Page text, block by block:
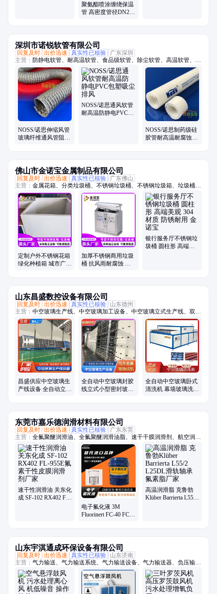
聚氨酯喷涂缠绕保温
管 高密度管径DN250
深圳市诺锐软管有限公司
回复及时 出价迅速 真实性已核验
广东深圳
主营： 防静电软管、耐高温软管、食品级软管、除尘软管、高温软管、吸
尘软管、pu钢丝软管、无塑化剂软管、食品级钢丝软管、阻燃防静电软
管、通风软管、通风管、高温风管、伸缩风管、耐腐蚀风管、耐高温除尘
管、除尘管、阻燃除尘管、吸尘管、耐热风管、PTFE风管、铁氟龙风
管、洁净风管、防火风管、耐高温风管
NOSS/诺思伸缩风管
玻璃纤维通风管阻燃
NOSS/诺思通风软管
耐高温防静电PVC包
NOSS/诺思制药级硅
胶管耐高温耐腐蚀酸
佛山市金诺宝金属制品有限公司
回复及时 出价迅速 真实性已核验
广东佛山
主营： 金属花箱、分类垃圾桶、不锈钢垃圾桶、不锈钢垃圾箱、垃圾桶、
垃圾箱、户外垃圾桶、户外垃圾箱、市政垃圾桶、果皮箱、不锈钢户外垃
圾桶、不锈钢户外垃圾箱、花箱、不锈钢花箱、花箱定制、花箱批发、双
分类垃圾桶、四分类垃圾箱、304不锈钢花箱、304不锈钢垃圾桶、304花
箱、不锈钢花坛、不锈钢花槽、不锈钢花钵、不锈钢花盆
定制户外不锈钢花箱
绿化种植箱 城市广场
加厚不锈钢商用垃圾
桶 抗风雨耐腐蚀 户
银行服务厅不锈钢垃
圾桶 圆柱形 高端美
山东昌盛数控设备有限公司
回复及时 出价迅速 真实性已核验
山东德州
主营： 中空玻璃生产线、中空玻璃加工设备、中空玻璃立式生产线、双组
份涂胶机、气动双组份涂胶机、双组份打胶机、中空玻璃打胶机、中空玻
璃封胶线、全自动铝条折弯机、铝条折弯机、丁基胶涂布机、中空玻璃充
气线、玻璃清洗机、中空玻璃设备、全自动中空玻璃充气线、中空玻璃清
洗机、卧式玻璃清洗机、分子筛灌装机、中空玻璃充气机、旋转涂胶台、
小型中空玻璃生产设备、铝条涂布机、自助丁基胶涂布机、卧式丁基胶涂
布机
昌盛供应中空玻璃生
产线设备 全自动立式
全自动中空玻璃封胶
线立式小型密封玻璃
全自动中空玻璃卧式
清洗机 幕墙玻璃洗片
东莞市嘉乐德润滑材料有限公司
回复及时 出价迅速 真实性已核验
广东东莞
主营： 全氟聚醚润滑油、全氟聚醚润滑油脂、速干干膜润滑剂、航空润滑
油脂、-70至1400度润滑油脂、轴承润滑油脂、齿轮润滑油脂、螺丝螺栓
润滑油脂、抗咬合防卡剂、高真空密封硅脂、电子氟化冷却液、疏水涂层
涂料、一比一平替进口品牌系列油脂
速干性润滑油 关东化
成 SF-102 RX402 FL-
电子氟化液 3M
Fluorinert FC-40 FC-
高温润滑脂 克鲁勃
Klüber Barrierta L55/2
山东宇淇通成环保设备有限公司
回复及时 出价迅速 真实性已核验
山东济南
主营： 气力输送、气力输送系统、气力输送设备、气力输送器、负压输
送、物料输送、旋转供料器、供料阀、AV泵、仓泵、罗茨风机、罗次鼓
风机、空气悬浮鼓风机、磁悬浮鼓风机、空浮风机、三叶罗茨鼓风机、曝
气风机、气力输送风机、粉煤灰输送设备、粉体输送系统、粉料输送泵、